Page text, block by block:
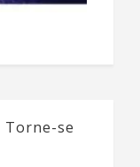
Torne-se